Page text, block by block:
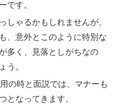
です。
しゃるかもしれませんが、
、意外とこのように特別な
多く、見落としがちなの
う。
の時と面説では、マナーも
となってきます。